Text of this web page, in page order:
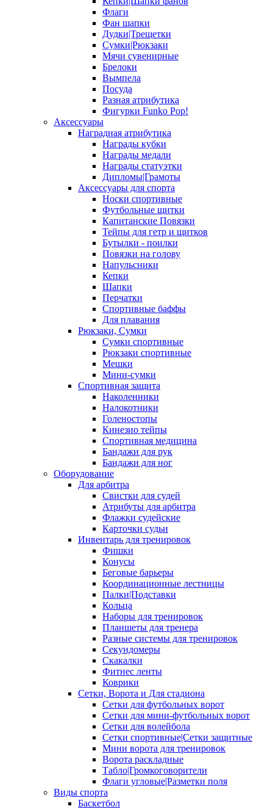
Флаги
Фан шапки
Дудки|Трещетки
Сумки|Рюкзаки
Мячи сувенирные
Брелоки
Вымпела
Посуда
Разная атрибутика
Фигурки Funko Pop!
Аксессуары
Наградная атрибутика
Награды кубки
Награды медали
Награды статуэтки
Дипломы|Грамоты
Аксессуары для спорта
Носки спортивные
Футбольные щитки
Капитанские Повязки
Тейпы для гетр и щитков
Бутылки - поилки
Повязки на голову
Напульсники
Кепки
Шапки
Перчатки
Спортивные баффы
Для плавания
Рюкзаки, Сумки
Сумки спортивные
Рюкзаки спортивные
Мешки
Мини-сумки
Спортивная защита
Наколенники
Налокотники
Голеностопы
Кинезио тейпы
Спортивная медицина
Бандажи для рук
Бандажи для ног
Оборудование
Для арбитра
Свистки для судей
Атрибуты для арбитра
Флажки судейские
Карточки судьи
Инвентарь для тренировок
Фишки
Конусы
Беговые барьеры
Координационные лестницы
Палки|Подставки
Кольца
Наборы для тренировок
Планшеты для тренера
Разные системы для тренировок
Секундомеры
Скакалки
Фитнес ленты
Коврики
Сетки, Ворота и Для стадиона
Сетки для футбольных ворот
Сетки для мини-футбольных ворот
Сетки для волейбола
Сетки спортивные|Сетки защитные
Мини ворота для тренировок
Ворота раскладные
Табло|Громкоговорители
Флаги угловые|Разметки поля
Виды спорта
Баскетбол